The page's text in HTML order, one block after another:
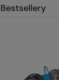
Bestsellery